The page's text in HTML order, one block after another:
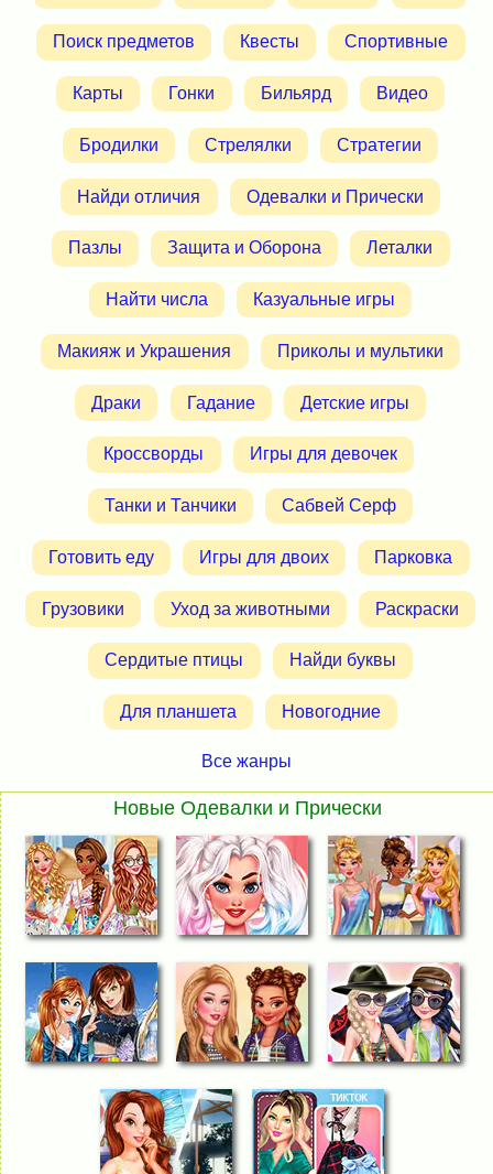
Поиск предметов Квесты Спортивные
Карты Гонки Бильярд Видео
Бродилки Стрелялки Стратегии
Найди отличия Одевалки и Прически
Пазлы Защита и Оборона Леталки
Найти числа Казуальные игры
Макияж и Украшения Приколы и мультики
Драки Гадание Детские игры
Кроссворды Игры для девочек
Танки и Танчики Сабвей Серф
Готовить еду Игры для двоих Парковка
Грузовики Уход за животными Раскраски
Сердитые птицы Найди буквы
Для планшета Новогодние
Все жанры
Новые Одевалки и Прически